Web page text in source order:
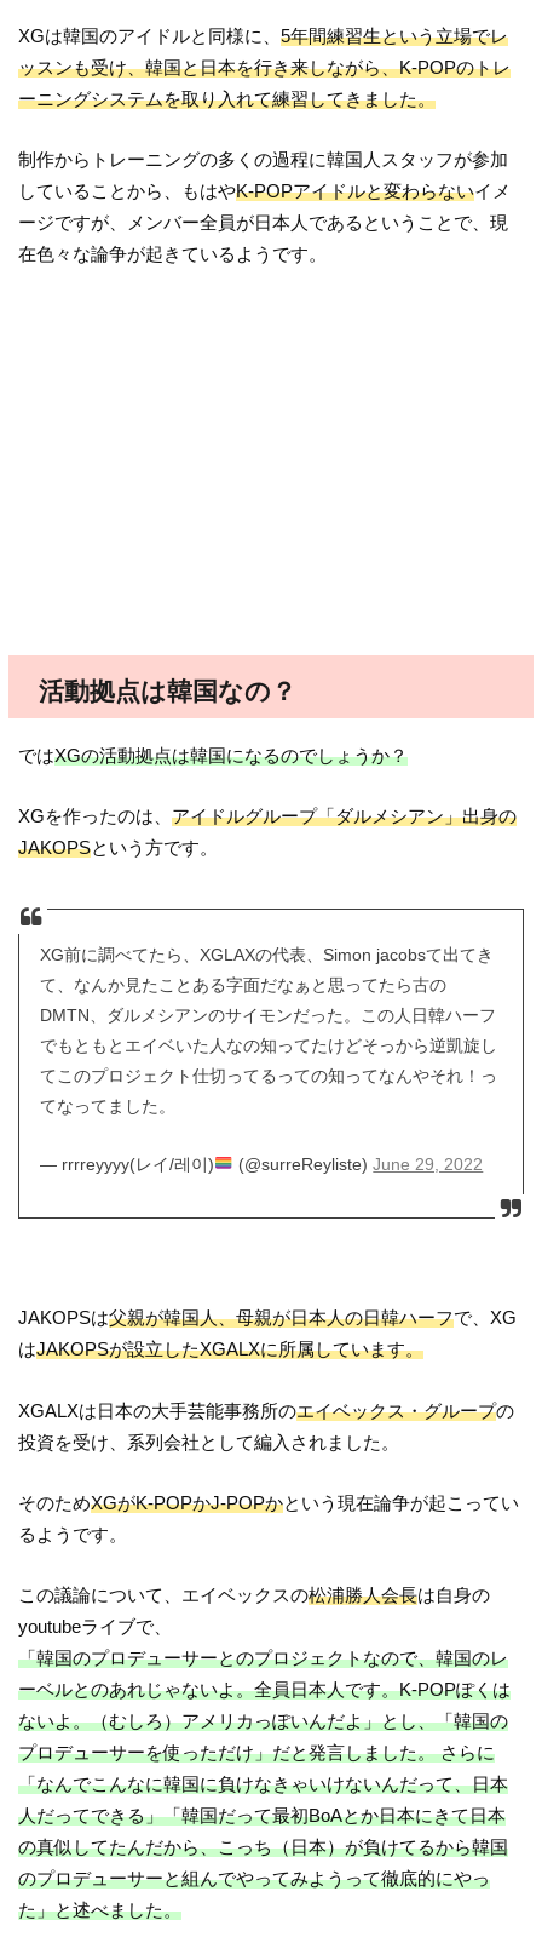
XGは韓国のアイドルと同様に、5年間練習生という立場でレ
ッスンも受け、韓国と日本を行き来しながら、K-POPのトレ
ーニングシステムを取り入れて練習してきました。
制作からトレーニングの多くの過程に韓国人スタッフが参加
していることから、もはやK-POPアイドルと変わらないイメ
ージですが、メンバー全員が日本人であるということで、現
在色々な論争が起きているようです。
活動拠点は韓国なの？
ではXGの活動拠点は韓国になるのでしょうか？
XGを作ったのは、アイドルグループ「ダルメシアン」出身の
JAKOPSという方です。
XG前に調べてたら、XGLAXの代表、Simon jacobsて出てき
て、なんか見たことある字面だなぁと思ってたら古の
DMTN、ダルメシアンのサイモンだった。この人日韓ハーフ
でもともとエイベいた人なの知ってたけどそっから逆凱旋し
てこのプロジェクト仕切ってるっての知ってなんやそれ！っ
てなってました。
— rrrreyyyy(レイ/레이) (@surreReyliste)June 29, 2022
JAKOPSは父親が韓国人、母親が日本人の日韓ハーフで、XG
はJAKOPSが設立したXGALXに所属しています。
XGALXは日本の大手芸能事務所のエイベックス・グループの
投資を受け、系列会社として編入されました。
そのためXGがK-POPかJ-POPかという現在論争が起こってい
るようです。
この議論について、エイベックスの松浦勝人会長は自身の
youtubeライブで、
「韓国のプロデューサーとのプロジェクトなので、韓国のレ
ーベルとのあれじゃないよ。全員日本人です。K-POPぽくは
ないよ。（むしろ）アメリカっぽいんだよ」とし、「韓国の
プロデューサーを使っただけ」だと発言しました。 さらに
「なんでこんなに韓国に負けなきゃいけないんだって、日本
人だってできる」「韓国だって最初BoAとか日本にきて日本
の真似してたんだから、こっち（日本）が負けてるから韓国
のプロデューサーと組んでやってみようって徹底的にやっ
た」と述べました。